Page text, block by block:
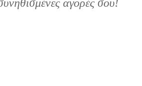
αγορές σου!